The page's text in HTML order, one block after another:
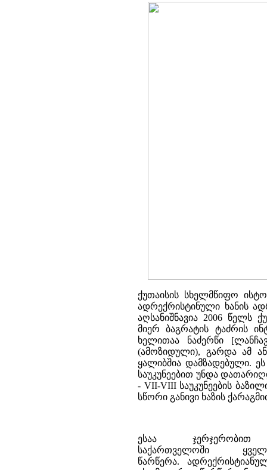
ქუთაისის სხელმწიფო
ადრექრისტინული ხანის
აღსანიშნავია 2006 წელს
მიერ ბაგრატის ტაძრის
ხელითაა ნაძერწი
(ამოზიდული), გარდა ამ
ყალიბშია დამზადებული.
საუკუნეებით უნდა
- VII-VIII საუკუნეების
სწორი განივი ხაზის
ესაა ჯერჯერობით
საქართველოში
წარწერა.